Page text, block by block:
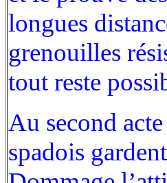
longues
grenouilles
tout reste
Au second
spadois